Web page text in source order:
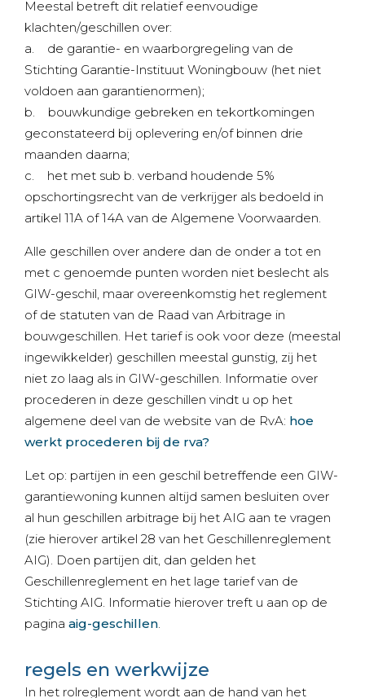
Meestal betreft dit relatief eenvoudige
klachten/geschillen over:
a. de garantie- en waarborgregeling van de
Stichting Garantie-Instituut Woningbouw (het niet
voldoen aan garantienormen);
b. bouwkundige gebreken en tekortkomingen
geconstateerd bij oplevering en/of binnen drie
maanden daarna;
c. het met sub b. verband houdende 5%
opschortingsrecht van de verkrijger als bedoeld in
artikel 11A of 14A van de Algemene Voorwaarden.
Alle geschillen over andere dan de onder a tot en
met c genoemde punten worden niet beslecht als
GIW-geschil, maar overeenkomstig het reglement
of de statuten van de Raad van Arbitrage in
bouwgeschillen. Het tarief is ook voor deze (meestal
ingewikkelder) geschillen meestal gunstig, zij het
niet zo laag als in GIW-geschillen. Informatie over
procederen in deze geschillen vindt u op het
algemene deel van de website van de RvA: hoe
werkt procederen bij de rva?
Let op: partijen in een geschil betreffende een GIW-
garantiewoning kunnen altijd samen besluiten over
al hun geschillen arbitrage bij het AIG aan te vragen
(zie hierover artikel 28 van het Geschillenreglement
AIG). Doen partijen dit, dan gelden het
Geschillenreglement en het lage tarief van de
Stichting AIG. Informatie hierover treft u aan op de
pagina aig-geschillen.
regels en werkwijze
In het rolreglement wordt aan de hand van het